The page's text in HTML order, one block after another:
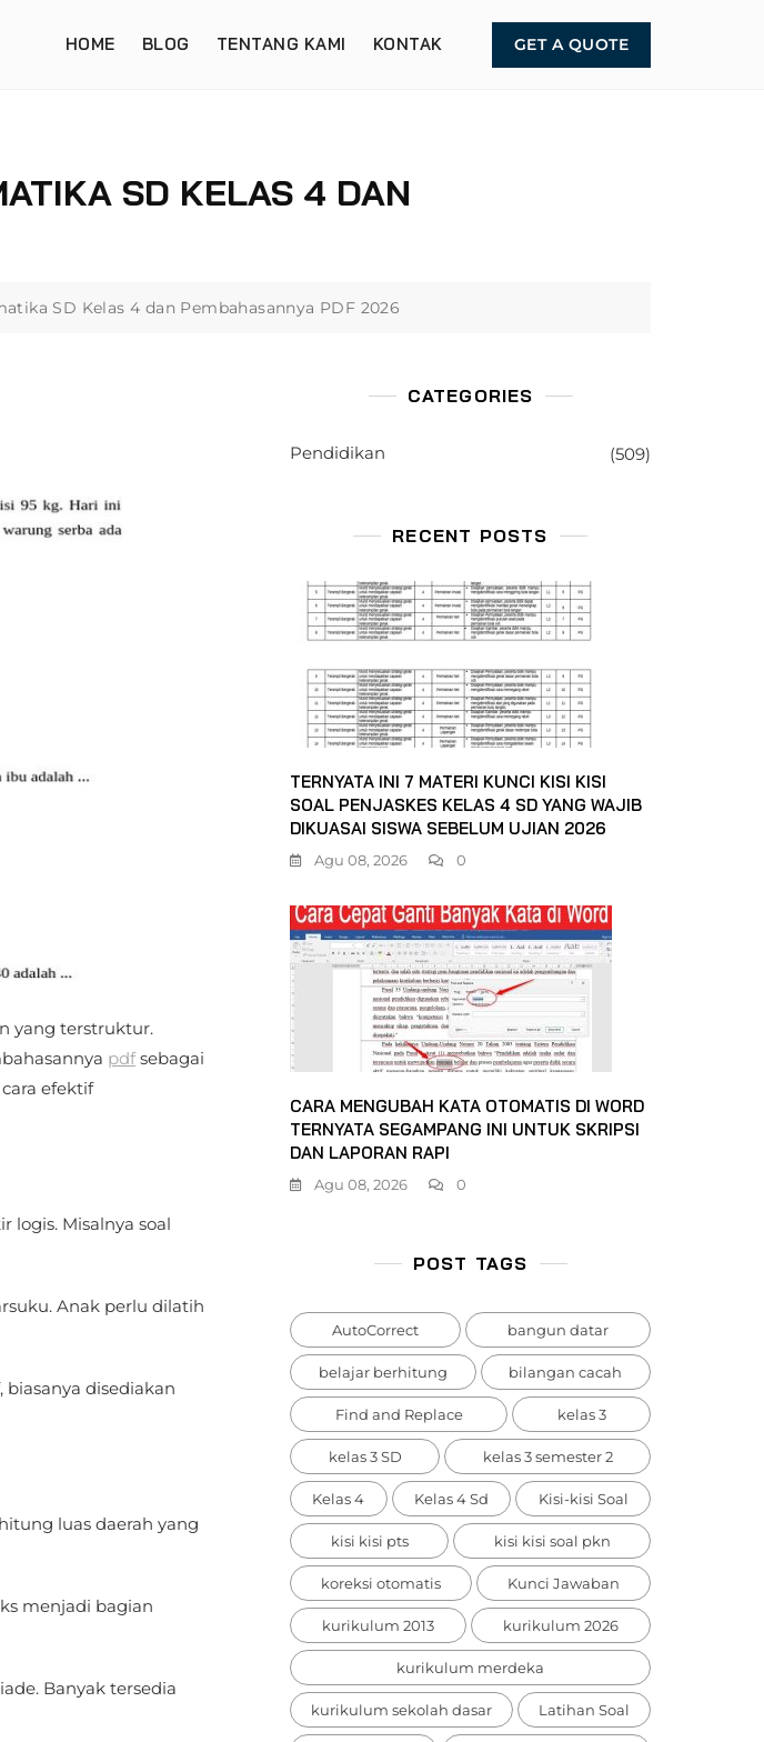
HOME BLOG TENTANG KAMI KONTAK GET A QUOTE
SD KELAS 4 DAN
SD Kelas 4 dan Pembahasannya PDF 2026
yang terstruktur.
pdfsebagai
efektif
logis. Misalnya soal
Anak perlu dilatih
disediakan
luas daerah yang
menjadi bagian
Banyak tersedia
CATEGORIES
Pendidikan (509)
RECENT POSTS
TERNYATA INI 7 MATERI KUNCI KISI KISI
SOAL PENJASKES KELAS 4 SD YANG WAJIB
DIKUASAI SISWA SEBELUM UJIAN 2026
Agu 08, 2026 0
CARA MENGUBAH KATA OTOMATIS DI WORD
TERNYATA SEGAMPANG INI UNTUK SKRIPSI
DAN LAPORAN RAPI
Agu 08, 2026 0
POST TAGS
AutoCorrect bangun datar
belajar berhitung bilangan cacah
Find and Replace kelas 3
kelas 3 SD kelas 3 semester 2
Kelas 4 Kelas 4 Sd Kisi-kisi Soal
kisi kisi pts kisi kisi soal pkn
koreksi otomatis Kunci Jawaban
kurikulum 2013 kurikulum 2026
kurikulum merdeka
kurikulum sekolah dasar Latihan Soal